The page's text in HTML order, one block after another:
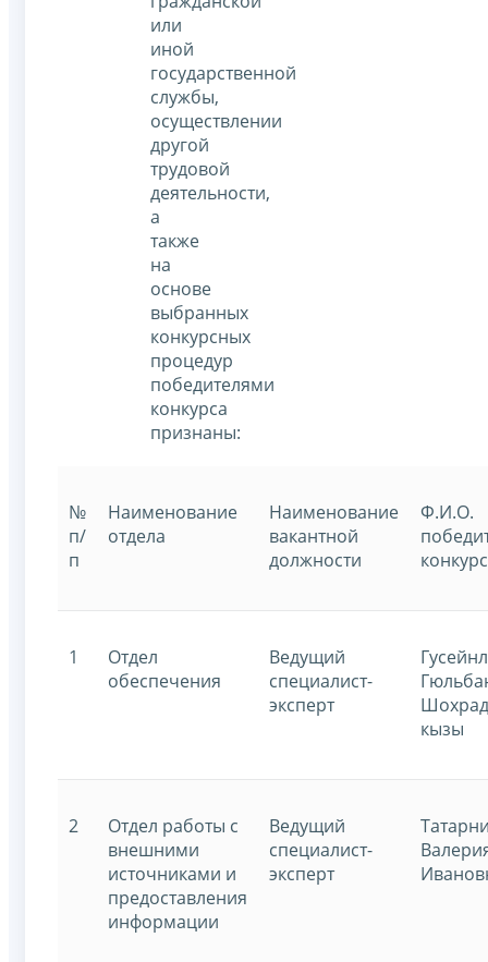
или
иной
государственной
службы,
осуществлении
другой
трудовой
деятельности,
а
также
на
основе
выбранных
конкурсных
процедур
победителями
конкурса
признаны:
№
п/
п
Наименование
отдела
Наименование
вакантной
должности
Ф.И.О.
1
Отдел
обеспечения
Ведущий
специалист-
эксперт
кызы
2
Отдел работы с
внешними
источниками и
предоставления
информации
Ведущий
специалист-
эксперт